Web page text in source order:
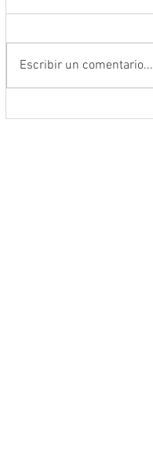
Escribir un comentario...